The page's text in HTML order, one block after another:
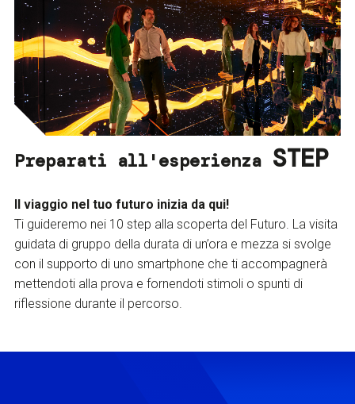
Preparati all'esperienza STEP
Il viaggio nel tuo futuro inizia da qui!
Ti guideremo nei 10 step alla scoperta del Futuro. La visita
guidata di gruppo della durata di un’ora e mezza si svolge
con il supporto di uno smartphone che ti accompagnerà
mettendoti alla prova e fornendoti stimoli o spunti di
riflessione durante il percorso.